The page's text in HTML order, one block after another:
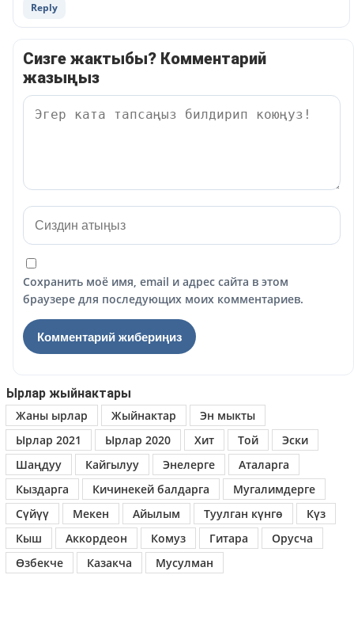
Reply
Сизге жактыбы? Комментарий
жазыңыз
Сохранить моё имя, email и адрес сайта в этом
браузере для последующих моих комментариев.
Ырлар жыйнактары
Жаны ырлар
Жыйнактар
Эн мыкты
Ырлар 2021
Ырлар 2020 Хит Той
Эски
Шаңдуу
Кайгылуу Энелерге
Аталарга
Кыздарга
Кичинекей балдарга
Мугалимдерге
Сүйүү
Мекен Айылым Туулган күнгө
Күз
Кыш
Аккордеон Комуз Гитара
Орусча
Өзбекче
Казакча Мусулман